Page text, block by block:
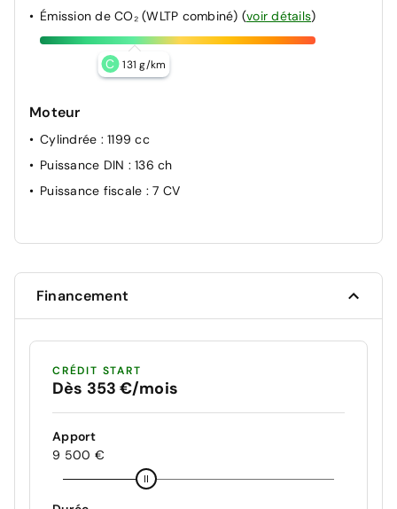
Émission de CO₂ (WLTP combiné) (voir détails)
C 131 g/km
Moteur
Cylindrée : 1199 cc
Puissance DIN : 136 ch
Puissance fiscale : 7 CV
Financement
CRÉDIT START
Dès 353 €/mois
Apport
9 500 €